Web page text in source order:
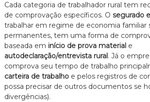
Cada categoria de trabalhador rural tem
de comprovação específicos. O segurado
trabalhar em regime de economia
permanentes, tem uma forma de
baseada em início de prova materiale
autodeclaração/entrevista rural. Já o
comprova seu tempo de trabalho
carteira de trabalhoe pelos registros de
possa precisar de outros documentos se
divergências).